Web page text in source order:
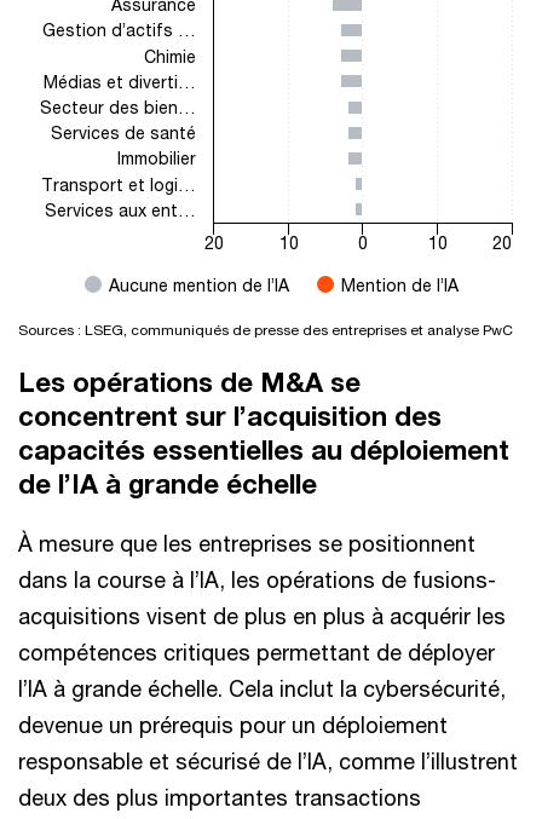
Aucune mention de l’IA Mention de l’IA
Services aux ent…
Transport et logi…
Immobilier
Services de santé
Secteur des bien…
Médias et diverti…
Chimie
Gestion d’actifs …
Assurance
10 0 10 20
20
Sources : LSEG, communiqués de presse des entreprises et analyse PwC
Les opérations de M&A se
concentrent sur l’acquisition des
capacités essentielles au déploiement
de l’IA à grande échelle
À mesure que les entreprises se positionnent
dans la course à l’IA, les opérations de fusions-
acquisitions visent de plus en plus à acquérir les
compétences critiques permettant de déployer
l’IA à grande échelle. Cela inclut la cybersécurité,
devenue un prérequis pour un déploiement
responsable et sécurisé de l’IA, comme l’illustrent
deux des plus importantes transactions